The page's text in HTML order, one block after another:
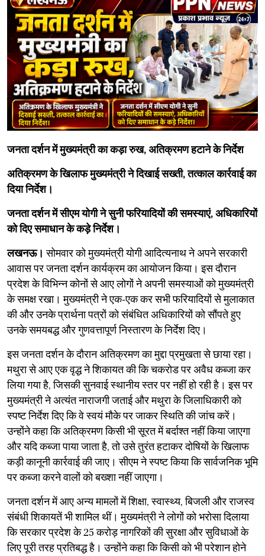
जनता दर्शन में मुख्यमंत्री का कड़ा रुख, अतिक्रमण हटाने के निर्देश
अतिक्रमण के खिलाफ मुख्यमंत्री ने दिखाई सख्ती, तत्काल कार्रवाई का
दिया निर्देश।
जनता दर्शन में सीएम योगी ने सुनी फरियादियों की समस्याएं, अधिकारियों
को दिए समाधान के कड़े निर्देश।
लखनऊ।सोमवार को मुख्यमंत्री योगी आदित्यनाथ ने अपने सरकारी
आवास पर जनता दर्शन कार्यक्रम का आयोजन किया। इस दौरान
प्रदेश के विभिन्न कोनों से आए लोगों ने अपनी समस्याओं को मुख्यमंत्री
के समक्ष रखा। मुख्यमंत्री ने एक-एक कर सभी फरियादियों से मुलाकात
की और उनके प्रार्थना पत्रों को संबंधित अधिकारियों को सौंपते हुए
उनके समयबद्ध और गुणवत्तापूर्ण निस्तारण के निर्देश दिए।
​इस जनता दर्शन के दौरान अतिक्रमण का मुद्दा प्रमुखता से छाया रहा।
मथुरा से आए एक वृद्ध ने शिकायत की कि चकरोड पर अवैध कब्जा कर
लिया गया है, जिसकी सुनवाई स्थानीय स्तर पर नहीं हो रही है। इस पर
मुख्यमंत्री ने अत्यंत नाराजगी जताई और मथुरा के जिलाधिकारी को
स्पष्ट निर्देश दिए कि वे स्वयं मौके पर जाकर स्थिति की जांच करें।
उन्होंने कहा कि अतिक्रमण किसी भी सूरत में बर्दाश्त नहीं किया जाएगा
और यदि कब्जा पाया जाता है, तो उसे तुरंत हटाकर दोषियों के खिलाफ
कड़ी कानूनी कार्रवाई की जाए। सीएम ने स्पष्ट किया कि सार्वजनिक भूमि
पर कब्जा करने वालों को बख्शा नहीं जाएगा।
​जनता दर्शन में आए अन्य मामलों में शिक्षा, स्वास्थ्य, बिजली और राजस्व
संबंधी शिकायतें भी शामिल थीं। मुख्यमंत्री ने लोगों को भरोसा दिलाया
कि सरकार प्रदेश के 25 करोड़ नागरिकों की सुरक्षा और सुविधाओं के
लिए पूरी तरह प्रतिबद्ध है। उन्होंने कहा कि किसी को भी परेशान होने